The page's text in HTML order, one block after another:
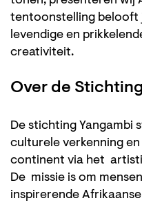
tentoonstelling belooft
levendige en
creativiteit.
Over de
De stichting Yangambi
culturele verkenning
continent via het
De missie is om
inspirerende